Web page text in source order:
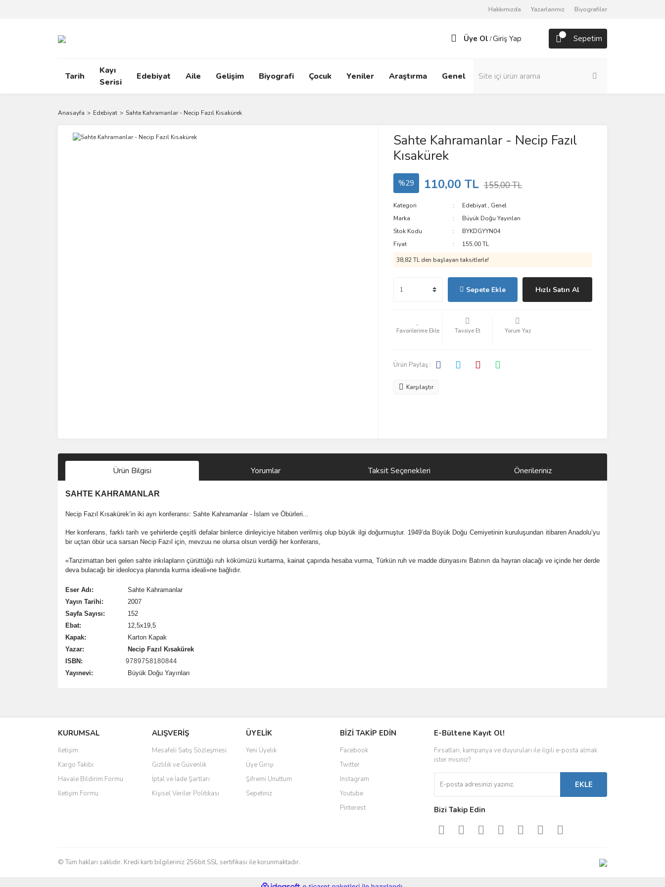
Hakkımızda Yazarlarımız Biyografiler
Üye Ol /Giriş Yap Sepetim
Tarih
Kayı
Serisi
Edebiyat Aile Gelişim Biyografi Çocuk Yeniler Araştırma Genel Roman
Anasayfa Edebiyat Sahte Kahramanlar - Necip Fazıl Kısakürek
Sahte Kahramanlar - Necip Fazıl
Kısakürek
%29 110,00 TL 155,00 TL
Kategori Edebiyat , Genel
Marka
Büyük Doğu Yayınları
Stok Kodu
BYKDGYYN04
Fiyat
155,00 TL
38,82 TL den başlayan taksitlerle!
Sepete Ekle Hızlı Satın Al
Tavsiye Et Yorum Yaz
Ürün Paylaş :
Karşılaştır
Ürün Bilgisi Yorumlar Taksit Seçenekleri Önerileriniz
SAHTE KAHRAMANLAR
Necip Fazıl Kısakürek’in iki ayrı konferansı: Sahte Kahramanlar - İslam ve Öbürleri...
Her konferans, farklı tarih ve şehirlerde çeşitli defalar binlerce dinleyiciye hitaben verilmiş olup büyük ilgi doğurmuştur. 1949’da Büyük Doğu Cemiyetinin kuruluşundan itibaren Anadolu’yu
bir uçtan öbür uca sarsan Necip Fazıl için, mevzuu ne olursa olsun verdiği her konferans,
«Tanzimattan beri gelen sahte inkılapların çürüttüğü ruh kökümüzü kurtarma, kainat çapında hesaba vurma, Türkün ruh ve madde dünyasını Batının da hayran olacağı ve içinde her derde
deva bulacağı bir ideolocya planında kurma ideali»ne bağlıdır.
Eser Adı:
Sahte Kahramanlar
Yayın Tarihi:
2007
Sayfa Sayısı:
152
Ebat:
12,5x19,5
Kapak:
Karton Kapak
Yazar:
Necip Fazıl Kısakürek
ISBN:
9789758180844
Yayınevi:
Büyük Doğu Yayınları
Ürün resmi kalitesiz, bozuk veya görüntülenemiyor.
Ürün açıklamasında eksik bilgiler bulunuyor.
Ürün bilgilerinde hatalar bulunuyor.
Ürün fiyatı diğer sitelerden daha pahalı.
Bu ürüne benzer farklı alternatifler olmalı.
KURUMSAL
İletişim
Kargo Takibi
Havale Bildirim Formu
İletişim Formu
ALIŞVERİŞ
Mesafeli Satış Sözleşmesi
Gizlilik ve Güvenlik
İptal ve İade Şartları
Kişisel Veriler Politikası
ÜYELİK
Yeni Üyelik
Üye Girişi
Şifremi Unuttum
Sepetiniz
BİZİ TAKİP EDİN
Facebook
Twitter
Instagram
Youtube
Pinterest
E-Bültene Kayıt Ol!
Fırsatları, kampanya ve duyuruları ile ilgili e-posta almak
ister misiniz?
EKLE
Bizi Takip Edin
© Tüm hakları saklıdır. Kredi kartı bilgileriniz 256bit SSL sertifikası ile korunmaktadır.